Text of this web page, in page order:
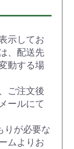
示してお
、配送先
動する場
ご注文後
ールにて
りが必要な
ムよりお